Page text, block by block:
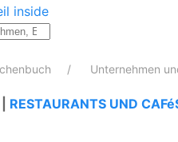
Unternehmen
RESTAURANTS UND